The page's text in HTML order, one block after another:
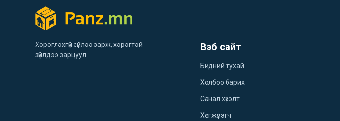
Хэрэглэхгүй зүйлээ зарж, хэрэгтэй
зүйлдээ зарцуул.
Вэб сайт
Бидний тухай
Холбоо барих
Санал хүсэлт
Хөгжүүлэгч